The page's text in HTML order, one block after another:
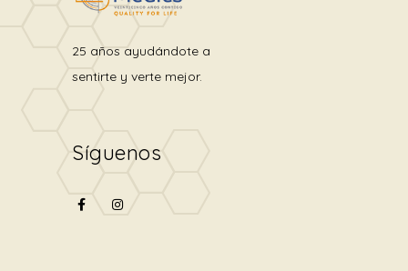
25 años ayudándote a
sentirte y verte mejor.
Síguenos